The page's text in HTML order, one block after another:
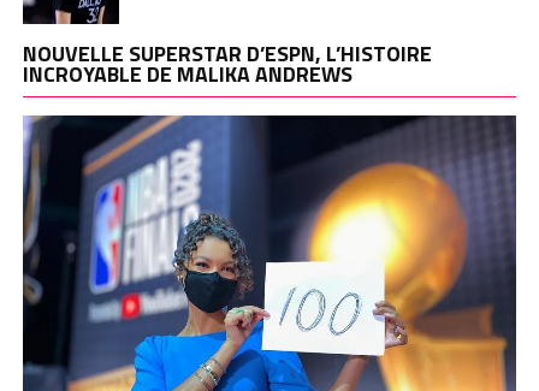
NOUVELLE SUPERSTAR D’ESPN, L’HISTOIRE
INCROYABLE DE MALIKA ANDREWS